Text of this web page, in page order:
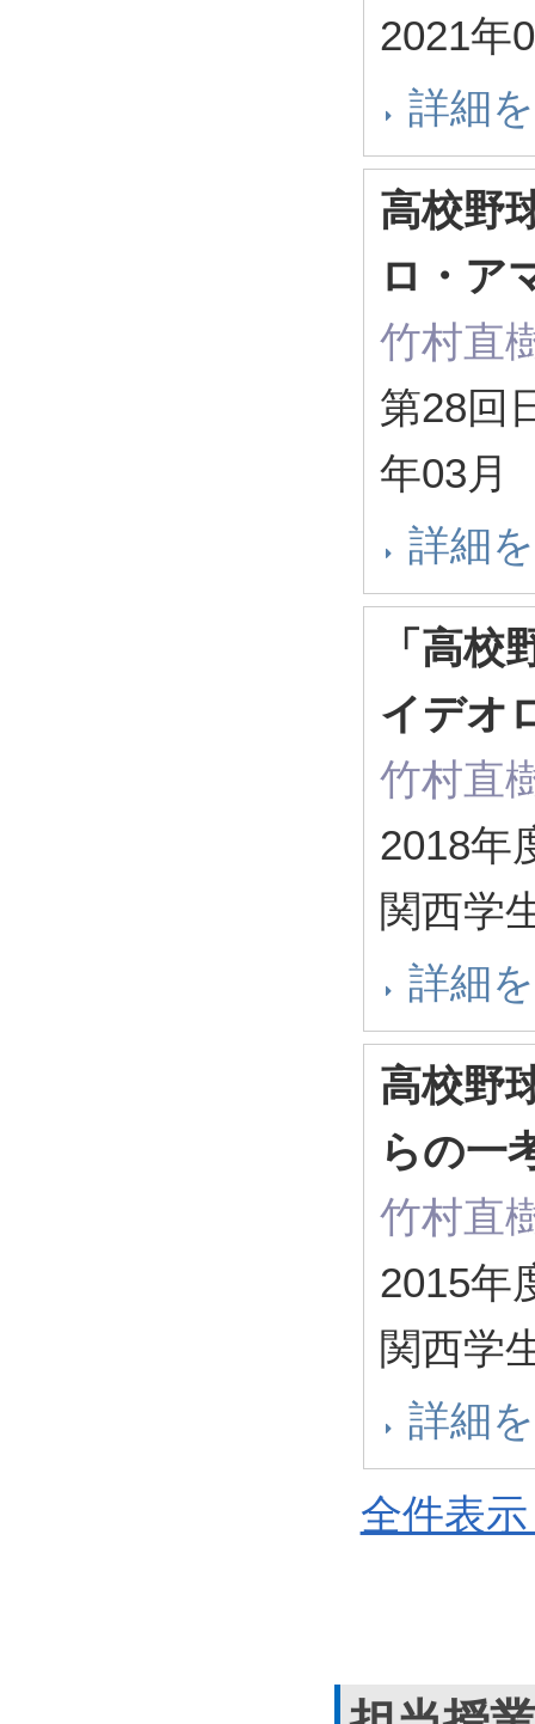
2021年
詳細
高校野
ロ・ア
竹村直
第28回
年03月
詳細
「高
イデオ
竹村直
2018年
関西学
詳細
高校野
らの一
竹村直
2015年
関西学
詳細
全件表